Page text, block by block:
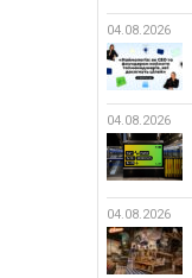
04.08.2026
04.08.2026
04.08.2026